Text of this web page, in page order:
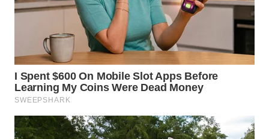
WN
WN
LANGKAT
WN
SELATAN